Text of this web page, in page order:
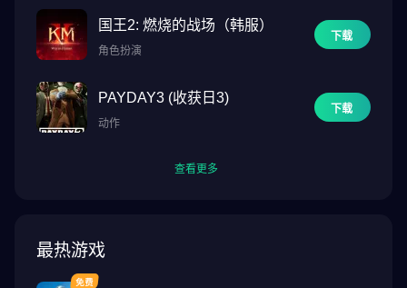
国王2: 燃烧的战场（韩服）
角色扮演
下载
PAYDAY3 (收获日3)
动作
下载
查看更多
最热游戏